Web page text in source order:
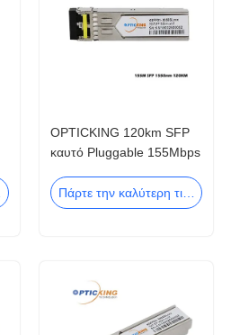
OPTICKING 120km SFP
καυτό Pluggable 155Mbps
SDH/SONET
Πάρτε την καλύτερη τιμή